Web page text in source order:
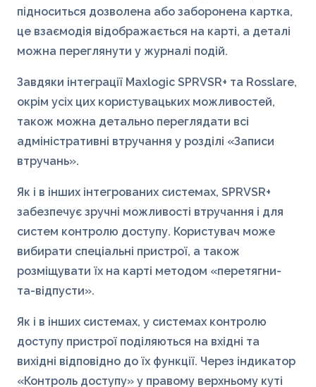
підноситься дозволена або заборонена картка,
це взаємодія відображається на карті, а деталі
можна переглянути у журналі подій.
Завдяки інтеграції Maxlogic SPRVSR+ та Rosslare,
окрім усіх цих користувацьких можливостей,
також можна детально переглядати всі
адміністративні втручання у розділі «Записи
втручань».
Як і в інших інтегрованих системах, SPRVSR+
забезпечує зручні можливості втручання і для
систем контролю доступу. Користувач може
вибирати спеціальні пристрої, а також
розміщувати їх на карті методом «перетягни-
та-відпусти».
Як і в інших системах, у системах контролю
доступу пристрої поділяються на вхідні та
вихідні відповідно до їх функції. Через індикатор
«Контроль доступу» у правому верхньому куті